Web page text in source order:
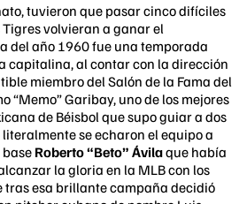
tuvieron que pasar cinco difíciles
volvieran a ganar el
del año 1960 fue una temporada
capitalina, al contar con la dirección
miembro del Salón de la Fama del
“Memo” Garibay, uno de los mejores
de Béisbol que supo guiar a dos
se echaron el equipo a
Roberto “Beto” Ávilaque había
la gloria en la MLB con los
tras esa brillante campaña decidió